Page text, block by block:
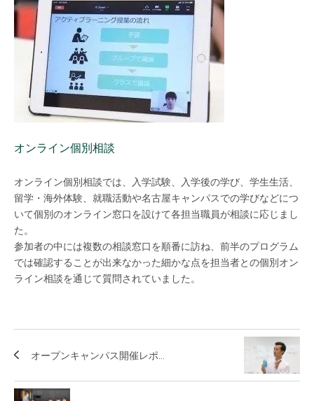
オンライン個別相談
オンライン個別相談では、入学試験、入学後の学び、学生生活、
留学・海外体験、就職活動や名古屋キャンパスでの学びなどにつ
いて個別のオンライン窓口を設けて各担当職員が相談に応じまし
た。
参加者の中には複数の相談窓口を順番に訪ね、前半のプログラム
では確認することが出来なかった細かな点を担当者との個別オン
ライン相談を通じて質問されていました。
オープンキャンパス開催レポ...